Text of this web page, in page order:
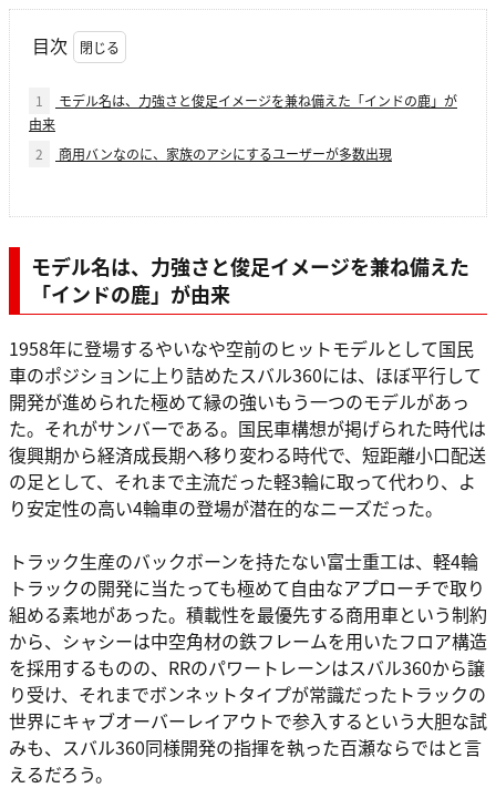
目次
1
モデル名は、力強さと俊足イメージを兼ね備えた「インドの鹿」が
由来
2
商用バンなのに、家族のアシにするユーザーが多数出現
モデル名は、 力強さと俊足イメージを兼ね備えた
「インドの鹿」が由来
1958年に登場するやいなや空前のヒットモデルとして国民
車のポジションに上り詰めたスバル360には、ほぼ平行して
開発が進められた極めて縁の強いもう一つのモデルがあっ
た。それがサンバーである。国民車構想が掲げられた時代は
復興期から経済成長期へ移り変わる時代で、短距離小口配送
の足として、それまで主流だった軽3輪に取って代わり、よ
り安定性の高い4輪車の登場が潜在的なニーズだった。
トラック生産のバックボーンを持たない富士重工は、軽4輪
トラックの開発に当たっても極めて自由なアプローチで取り
組める素地があった。積載性を最優先する商用車という制約
から、シャシーは中空角材の鉄フレームを用いたフロア構造
を採用するものの、RRのパワートレーンはスバル360から譲
り受け、それまでボンネットタイプが常識だったトラックの
世界にキャブオーバーレイアウトで参入するという大胆な試
みも、スバル360同様開発の指揮を執った百瀬ならではと言
えるだろう。